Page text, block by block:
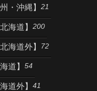
・沖縄】 21
海道】 200
海道外】 72
道】 54
道外】 41